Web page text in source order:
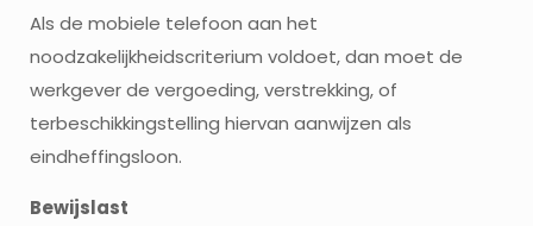
Als de mobiele telefoon aan het
noodzakelijkheidscriterium voldoet, dan moet de
werkgever de vergoeding, verstrekking, of
terbeschikkingstelling hiervan aanwijzen als
eindheffingsloon.
Bewijslast